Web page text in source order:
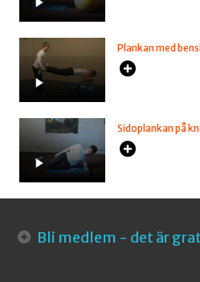
Plankan med
Sidoplankan på
Bli medlem - det är